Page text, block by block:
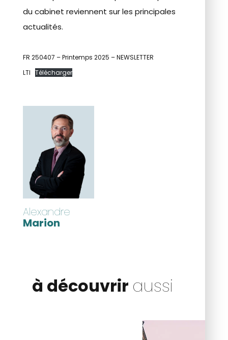
Alexandre
Marion
du cabinet reviennent sur les principales
actualités.
FR 250407 – Printemps 2025 – NEWSLETTER
LTI Télécharger
à découvrir aussi